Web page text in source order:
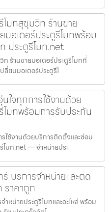
มทสุขุมวิท ร้านขาย
มอเตอร์ประตูรีโมทพร้อม
ประตูรีโมท.net
ร้านขายมอเตอร์ประตูรีโมทที่
ลี่ยนมอเตอร์ประตูรีโ
ใจทุกการใช้งานด้วย
มทพร้อมการรับประกัน
ใช้งานด้วยบริการติดตั้งและซ่อม
โมท.net — จำหน่ายประ
บริการจำหน่ายและติด
ราคาถูก
หน่ายประตูรีโมทและอะไหล่ พร้อม